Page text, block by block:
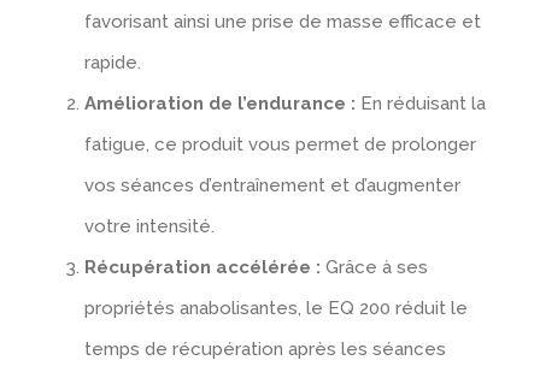
favorisant ainsi une prise de masse efficace et
rapide.
Amélioration de l’endurance : En réduisant la
fatigue, ce produit vous permet de prolonger
vos séances d’entraînement et d’augmenter
votre intensité.
Récupération accélérée : Grâce à ses
propriétés anabolisantes, le EQ 200 réduit le
temps de récupération après les séances